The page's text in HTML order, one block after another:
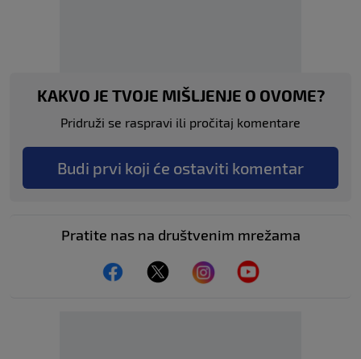
KAKVO JE TVOJE MIŠLJENJE O OVOME?
Pridruži se raspravi ili pročitaj komentare
Budi prvi koji će ostaviti komentar
Pratite nas na društvenim mrežama